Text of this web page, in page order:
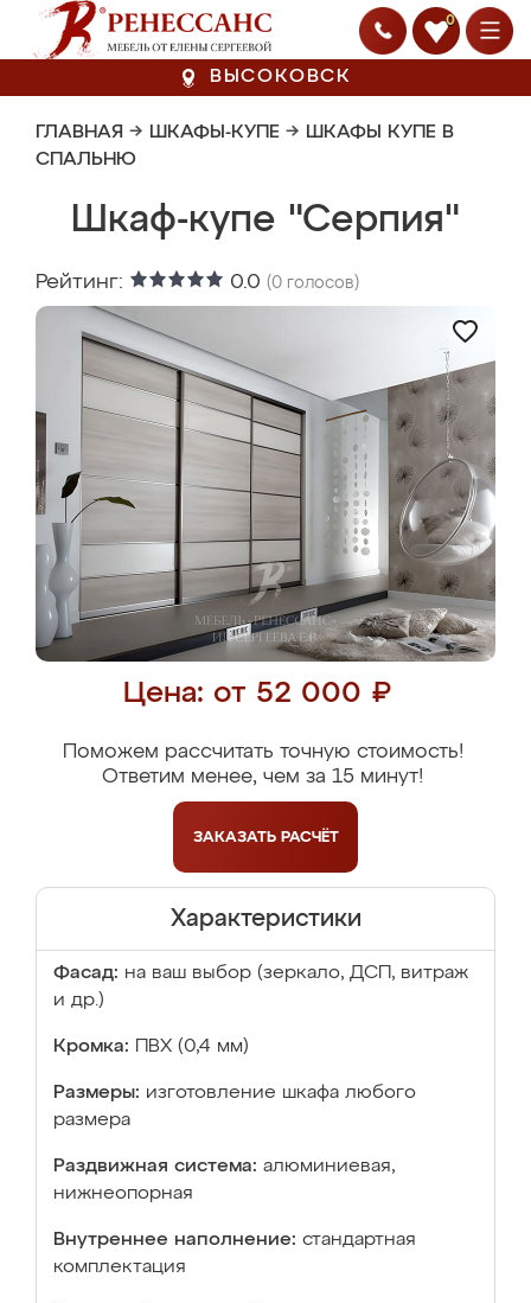
0
ВЫСОКОВСК
ГЛАВНАЯ → ШКАФЫ-КУПЕ → ШКАФЫ КУПЕ В
СПАЛЬНЮ
Шкаф-купе "Серпия"
Рейтинг: 0.0 (0 голосов)
Цена: от 52 000 ₽
Поможем рассчитать точную стоимость!
Ответим менее, чем за 15 минут!
ЗАКАЗАТЬ РАСЧЁТ
Характеристики
Фасад: на ваш выбор (зеркало, ДСП, витраж
и др.)
Кромка: ПВХ (0,4 мм)
Размеры: изготовление шкафа любого
размера
Раздвижная система: алюминиевая,
нижнеопорная
Внутреннее наполнение: стандартная
комплектация